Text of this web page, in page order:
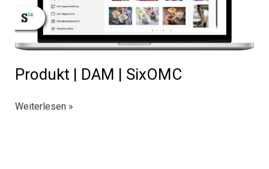
Produkt | DAM | SixOMC
Produkt
Weiterlesen »